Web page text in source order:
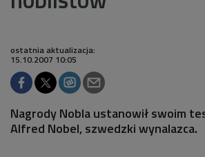
ostatnia aktualizacja:
15.10.2007 10:05
Nagrody Nobla ustanowił swoim
Alfred Nobel, szwedzki wynalazca.